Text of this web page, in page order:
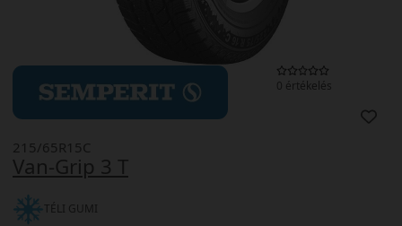
0 értékelés
Van-Grip 3 T
215/65R15C
TÉLI GUMI